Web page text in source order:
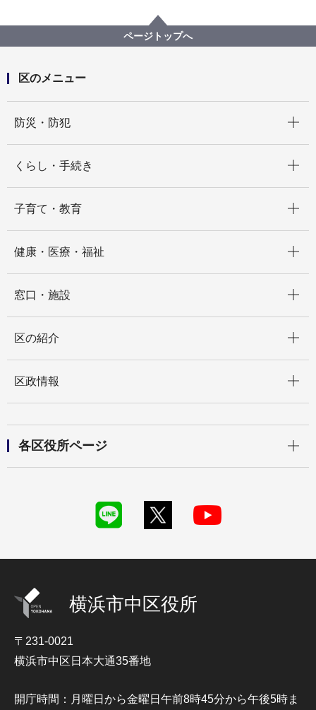
コミュニティハウスなど
ページトップへ
区のメニュー
防災・防犯
くらし・手続き
子育て・教育
健康・医療・福祉
窓口・施設
区の紹介
区政情報
各区役所ページ
横浜市中区役所
〒231-0021
横浜市中区日本大通35番地
開庁時間：月曜日から金曜日午前8時45分から午後5時ま